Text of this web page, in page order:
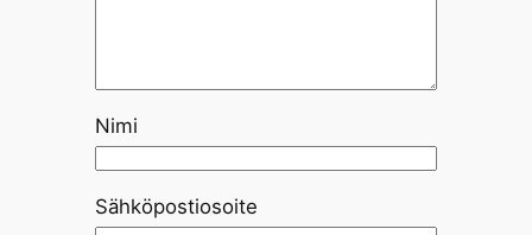
Nimi
Sähköpostiosoite